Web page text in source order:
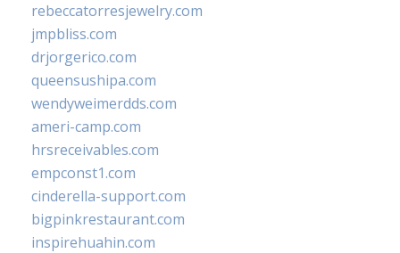
rebeccatorresjewelry.com
jmpbliss.com
drjorgerico.com
queensushipa.com
wendyweimerdds.com
ameri-camp.com
hrsreceivables.com
empconst1.com
cinderella-support.com
bigpinkrestaurant.com
inspirehuahin.com